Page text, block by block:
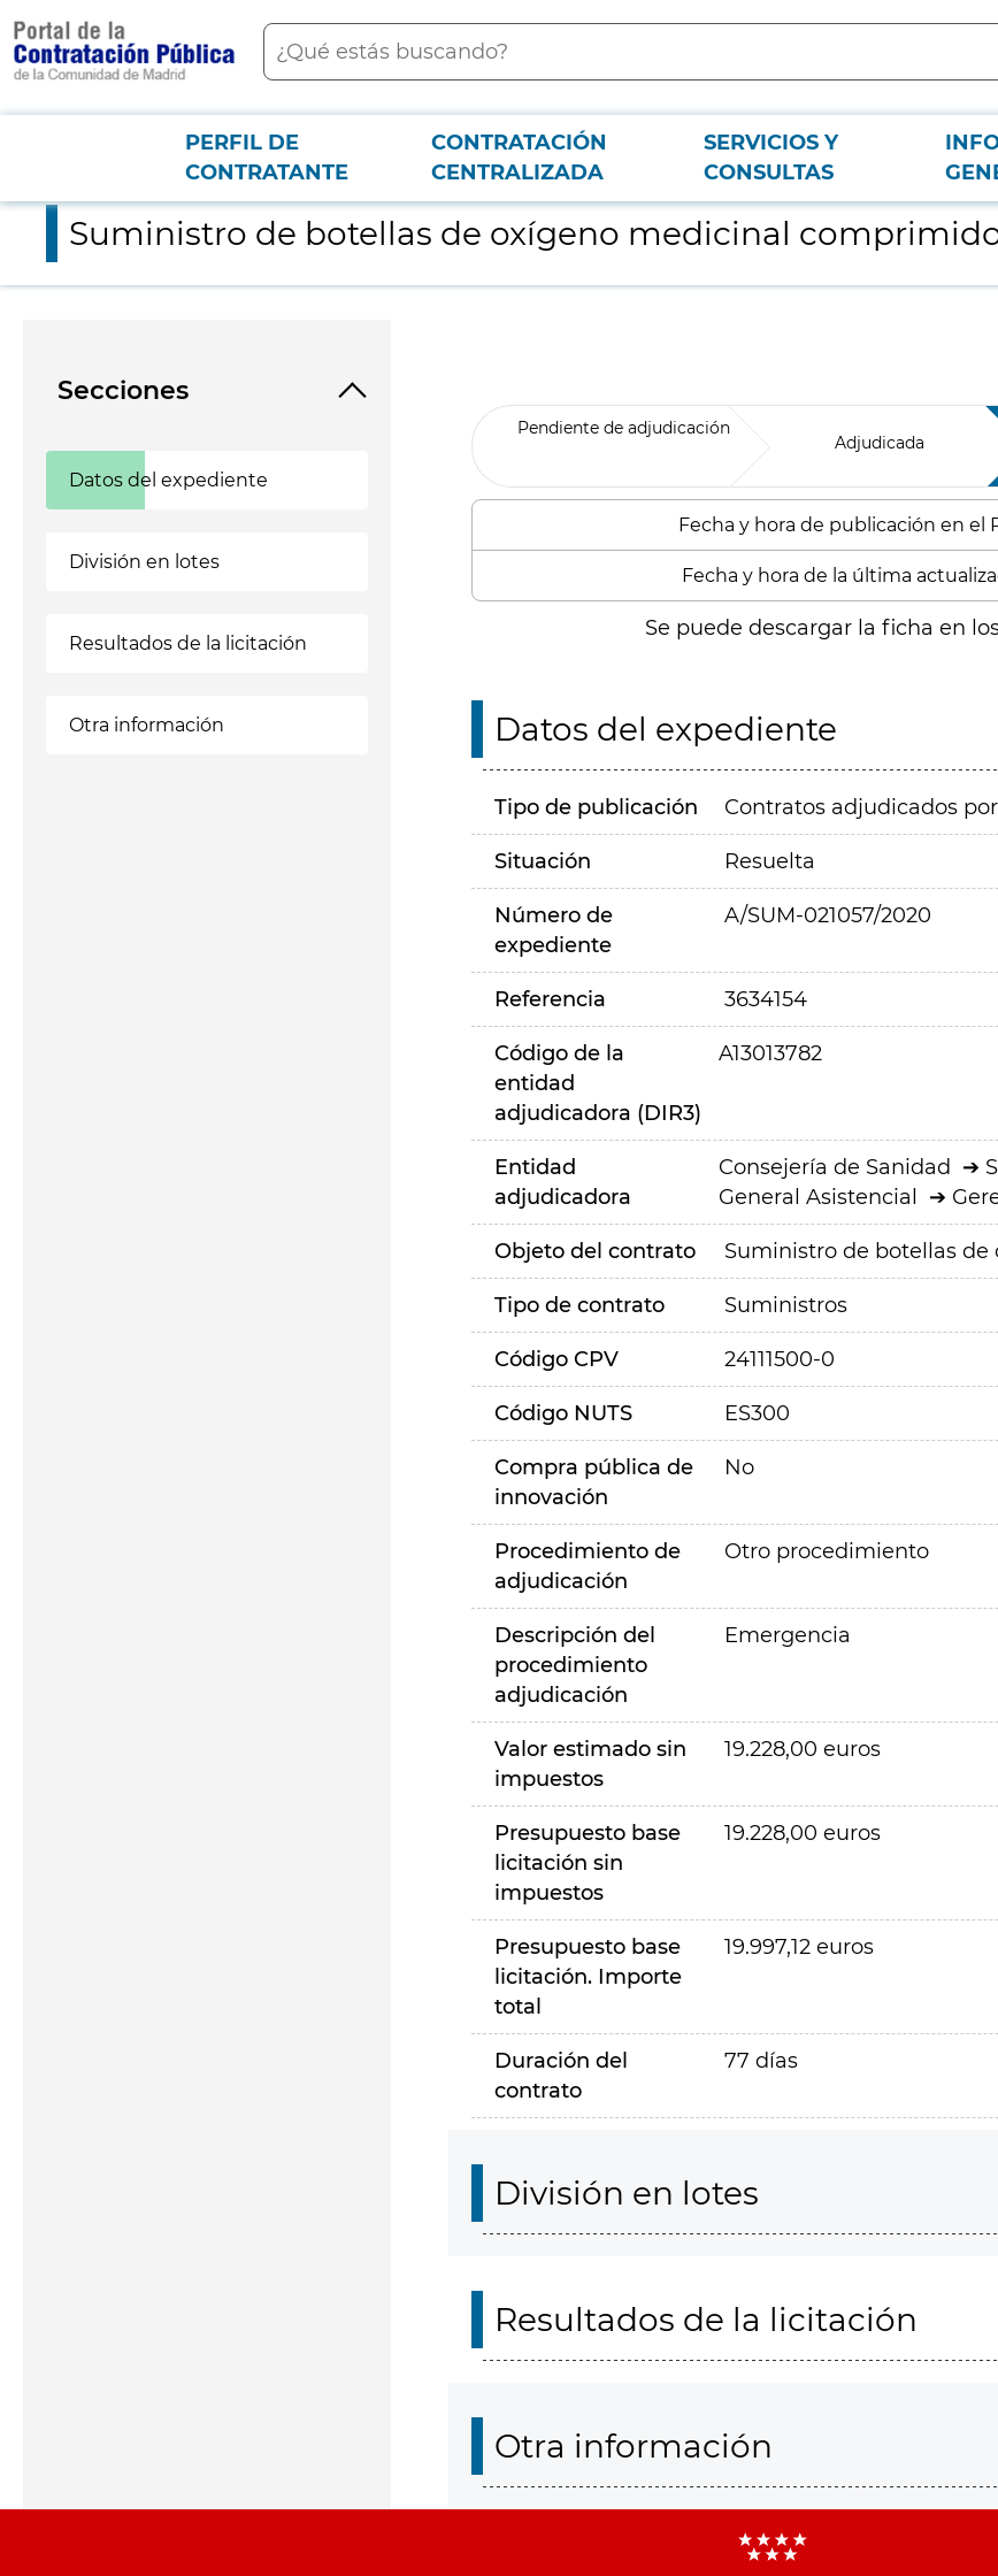
contenido
principal
Buscar
Menú PCON
PERFIL DE
CONTRATANTE
CONTRATACIÓN
CENTRALIZADA
SERVICIOS Y
CONSULTAS
Suministro de botellas de oxígeno medicinal comprimido portátil
Suministro de botellas de oxígeno medicinal
Secciones
Datos del expediente
División en lotes
Resultados de la licitación
Otra información
Pendiente de adjudicación
Adjudicada
Fecha y hora de publicación en el
Fecha y hora de la última
Se puede descargar la ficha en
Datos del expediente
Tipo de publicación Contratos adjudicados
Situación Resuelta
Número de
expediente
A/SUM-021057/2020
Referencia 3634154
Código de la
entidad
adjudicadora (DIR3)
A13013782
Entidad
adjudicadora
Consejería de Sanidad
General Asistencial
Objeto del contrato Suministro de botellas
Tipo de contrato Suministros
Código CPV 24111500-0
Código NUTS ES300
Compra pública de
innovación
No
Procedimiento de
adjudicación
Otro procedimiento
Descripción del
procedimiento
adjudicación
Emergencia
Valor estimado sin
impuestos
19.228,00 euros
Presupuesto base
licitación sin
impuestos
19.228,00 euros
Presupuesto base
licitación. Importe
total
19.997,12 euros
Duración del
contrato
77 días
División en lotes
Resultados de la licitación
Otra información